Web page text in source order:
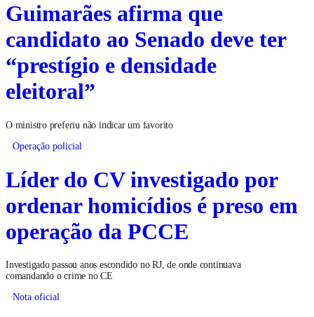
Guimarães afirma que
candidato ao Senado deve ter
“prestígio e densidade
eleitoral”
O ministro preferiu não indicar um favorito
Operação policial
Líder do CV investigado por
ordenar homicídios é preso em
operação da PCCE
Investigado passou anos escondido no RJ, de onde continuava
comandando o crime no CE
Nota oficial